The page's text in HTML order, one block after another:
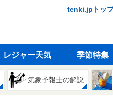
tenki.jpトッ
レジャー天気 季節特集
気象予報士の解説